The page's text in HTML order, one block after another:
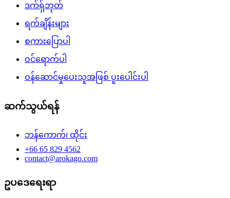
ဒက်ရှ်ဘုတ်
ရက်ချိန်းများ
စကားပြောပါ
ဝင်ရောက်ပါ
ဝန်ဆောင်မှုပေးသူအဖြစ် ပူးပေါင်းပါ
ဆက်သွယ်ရန်
ဘန်ကောက်၊ ထိုင်း
+66 65 829 4562
contact@arokago.com
ဥပဒေရေးရာ